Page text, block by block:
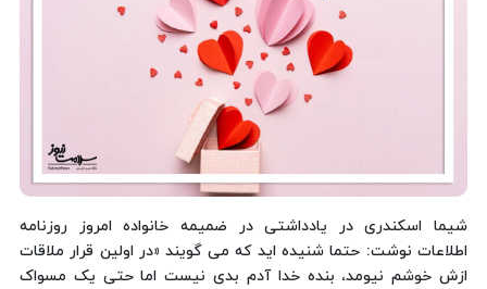
شیما اسکندری در یادداشتی در ضمیمه خانواده امروز روزنامه
اطلاعات نوشت: حتما شنیده اید که می گویند «در اولین قرار ملاقات
ازش خوشم نیومد، بنده خدا آدم بدی نیست اما حتی یک مسواک